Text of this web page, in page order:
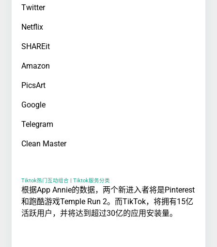
Twitter
Netflix
SHAREit
Amazon
PicsArt
Google
Telegram
Clean Master
Tiktok热门互动组合 Tiktok服务分类
根据App Annie的数据，两个新进入者将是Pinterest
和跑酷游戏Temple Run 2。而TikTok，将拥有15亿
活跃用户，并将达到超过30亿的应用安装量。